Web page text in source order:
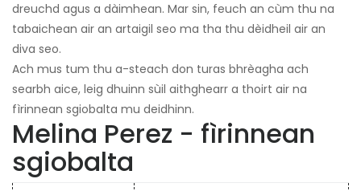
dreuchd agus a dàimhean. Mar sin, feuch an cùm thu na
tabaichean air an artaigil seo ma tha thu dèidheil air an
diva seo.
Ach mus tum thu a-steach don turas bhrèagha ach
searbh aice, leig dhuinn sùil aithghearr a thoirt air na
fìrinnean sgiobalta mu deidhinn.
Melina Perez - fìrinnean
sgiobalta